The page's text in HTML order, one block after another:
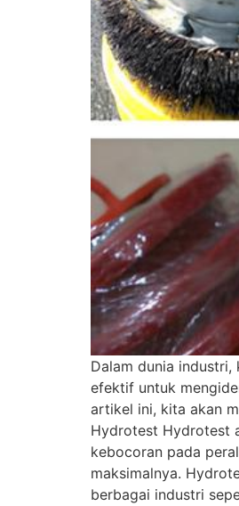
Dalam dunia industri,
efektif untuk
artikel ini, kita akan
Hydrotest Hydrotest
kebocoran pada
maksimalnya.
berbagai industri